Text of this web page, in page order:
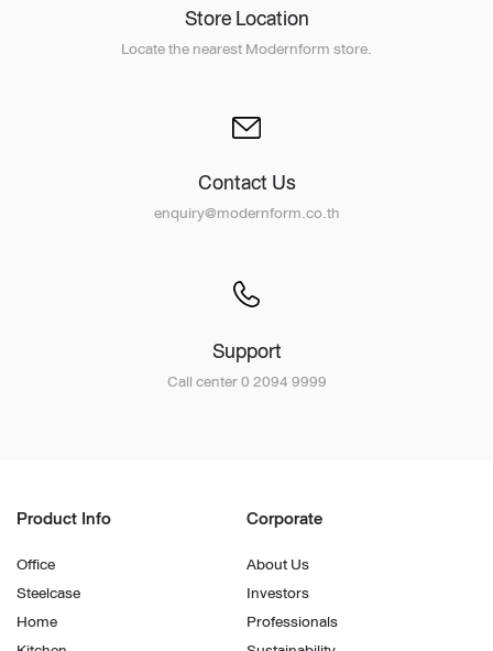
Store Location
Locate the nearest Modernform store.
Contact Us
enquiry@modernform.co.th
Support
Call center 0 2094 9999
Product Info
Office
Steelcase
Home
Corporate
About Us
Investors
Professionals